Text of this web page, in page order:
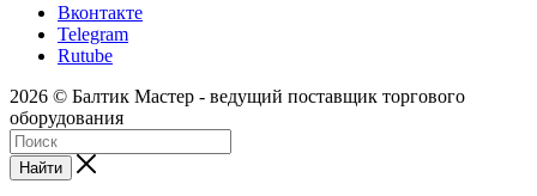
Вконтакте
Telegram
Rutube
2026 © Балтик Мастер - ведущий поставщик торгового
оборудования
Найти